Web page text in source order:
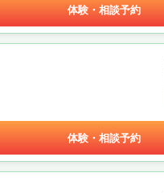
体験・相談予約
体験・相談予約